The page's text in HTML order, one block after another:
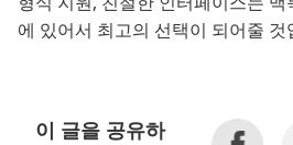
에 있어서 최고의 선택이 되어줄 것
이 글을 공유하